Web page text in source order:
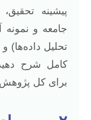
پیشینه
جامعه و نمونه
تحلیل داده‌ها)
کامل شرح
برای کل